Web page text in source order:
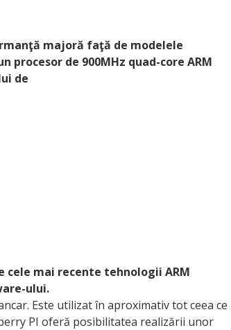
majoră faţă de modelele
procesor de 900MHz quad-core ARM
de
mai recente tehnologii ARM
ului.
Este utilizat în aproximativ tot ceea ce
PI oferă posibilitatea realizării unor